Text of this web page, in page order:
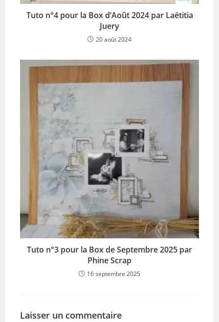
Tuto n°4 pour la Box d’Août 2024 par Laëtitia
Juery
20 août 2024
Tuto n°3 pour la Box de Septembre 2025 par
Phine Scrap
16 septembre 2025
Laisser un commentaire